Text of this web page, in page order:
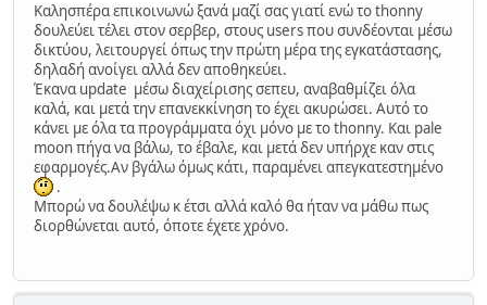
Καλησπέρα επικοινωνώ ξανά μαζί σας γιατί ενώ το thonny
δουλεύει τέλει στον σερβερ, στους users που συνδέονται μέσω
δικτύου, λειτουργεί όπως την πρώτη μέρα της εγκατάστασης,
δηλαδή ανοίγει αλλά δεν αποθηκεύει.
Έκανα update μέσω διαχείρισης σεπευ, αναβαθμίζει όλα
καλά, και μετά την επανεκκίνηση το έχει ακυρώσει. Αυτό το
κάνει με όλα τα προγράμματα όχι μόνο με το thonny. Και pale
moon πήγα να βάλω, το έβαλε, και μετά δεν υπήρχε καν στις
εφαρμογές.Αν βγάλω όμως κάτι, παραμένει απεγκατεστημένο
.
Μπορώ να δουλέψω κ έτσι αλλά καλό θα ήταν να μάθω πως
διορθώνεται αυτό, όποτε έχετε χρόνο.